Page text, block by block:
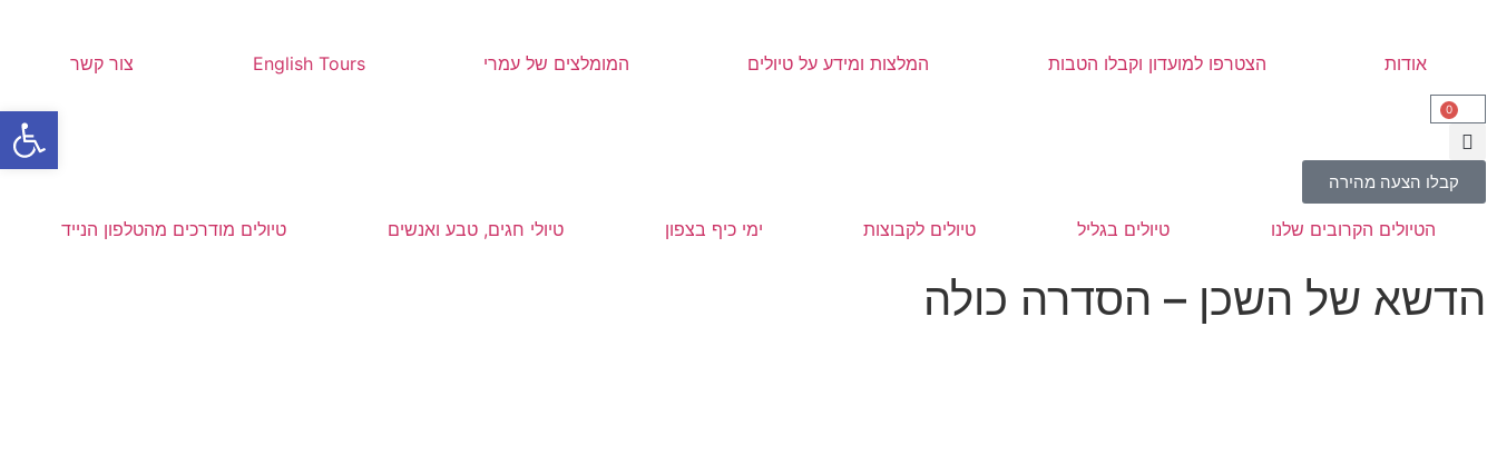
אודות הצטרפו למועדון וקבלו הטבות המלצות ומידע על טיולים המומלצים של עמרי English Tours צור קשר
0
קבלו הצעה מהירה
הטיולים הקרובים שלנו טיולים בגליל טיולים לקבוצות ימי כיף בצפון טיולי חגים, טבע ואנשים טיולים מודרכים מהטלפון הנייד
הדשא של השכן – הסדרה כולה
פתח